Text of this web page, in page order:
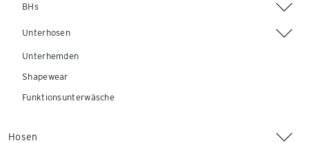
BHs
Unterhosen
Unterhemden
Shapewear
Funktionsunterwäsche
Hosen